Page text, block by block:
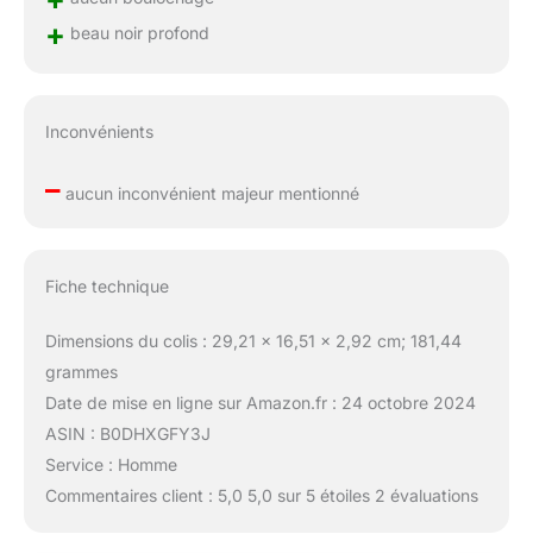
+ beau noir profond
Inconvénients
–aucun inconvénient majeur mentionné
Fiche technique
Dimensions du colis : 29,21 x 16,51 x 2,92 cm; 181,44
grammes
Date de mise en ligne sur Amazon.fr : 24 octobre 2024
ASIN : B0DHXGFY3J
Service : Homme
Commentaires client : 5,0 5,0 sur 5 étoiles 2 évaluations